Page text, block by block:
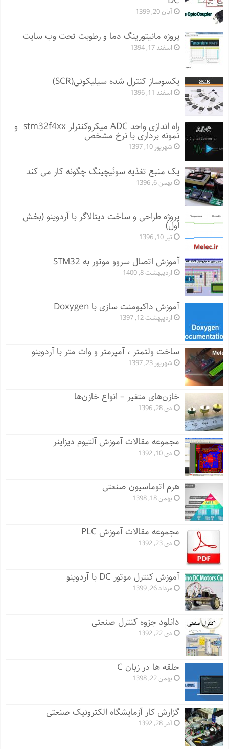
آبان 20, 1399
پروژه مانيتورينگ دما و رطوبت تحت وب سایت
اسفند 17, 1394
یکسوساز کنترل شده سیلیکونی(SCR)
اسفند 11, 1396
راه اندازی واحد ADC میکروکنترلر stm32f4xx و
نمونه برداری با نرخ مشخص
شهریور 10, 1397
یک منبع تغذیه سوئیچینگ چگونه کار می کند
بهمن 6, 1396
پروژه طراحی و ساخت دیتالاگر با آردوینو (بخش
اول)
تیر 10, 1396
آموزش اتصال سروو موتور به STM32
اردیبهشت 8, 1400
آموزش داکیومنت سازی با Doxygen
اردیبهشت 12, 1397
ساخت ولتمتر ، آمپرمتر و وات متر با آردوینو
شهریور 23, 1397
خازن‌های متغیر – انواع خازن‌ها
دی 28, 1396
مجموعه مقالات آموزش آلتیوم دیزاینر
دی 10, 1392
هرم اتوماسیون صنعتی
بهمن 18, 1398
مجموعه مقالات آموزش PLC
دی 23, 1392
آموزش کنترل موتور DC با آردوینو
مرداد 26, 1399
دانلود جزوه کنترل صنعتی
دی 22, 1392
حلقه ها در زبان C
بهمن 22, 1398
گزارش کار آزمایشگاه الکترونیک صنعتی
آذر 28, 1392